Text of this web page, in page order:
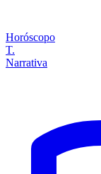
Horóscopo
T.
Narrativa